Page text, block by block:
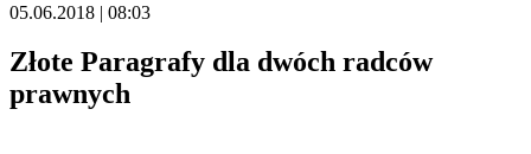
05.06.2018 | 08:03
Złote Paragrafy dla dwóch radców
prawnych